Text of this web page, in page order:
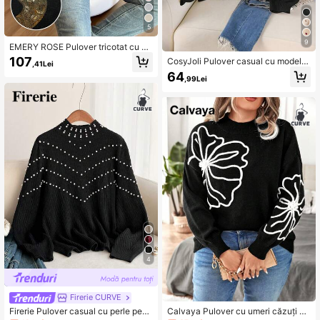
5
EMERY ROSE Pulover tricotat cu cr
oială lejeră, cu guler rotund și umeri
căzuți, mărime mare, pentru femei, t
107 ,41Lei
4
Firerie CURVE
Firerie Pulover casual cu perle pent
9
CosyJoli Pulover casual cu model d
e inimă, bej, cu decolteu în V, spate
gol, mărime plus
64 ,99Lei
Calvaya Pulover cu umeri căzuți și